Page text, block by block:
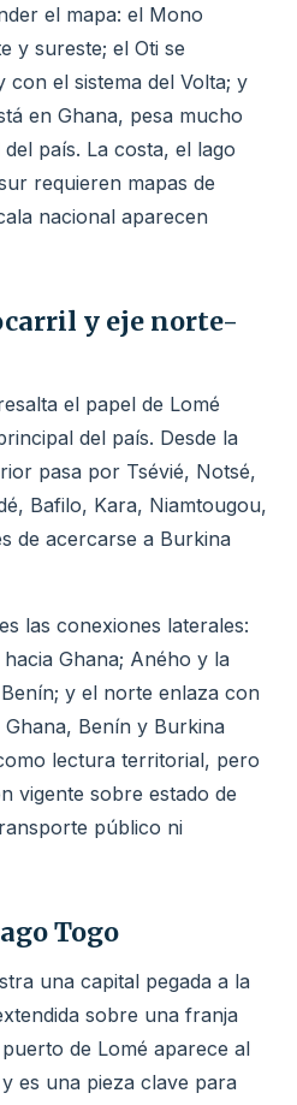
el mapa: el Mono
y sureste; el Oti se
el sistema del Volta; y
en Ghana, pesa mucho
país. La costa, el lago
requieren mapas de
nacional aparecen
y eje norte-
el papel de Lomé
del país. Desde la
pasa por Tsévié, Notsé,
Bafilo, Kara, Niamtougou,
de acercarse a Burkina
las conexiones laterales:
Ghana; Aného y la
y el norte enlaza con
Benín y Burkina
lectura territorial, pero
vigente sobre estado de
público ni
Togo
una capital pegada a la
sobre una franja
de Lomé aparece al
es una pieza clave para